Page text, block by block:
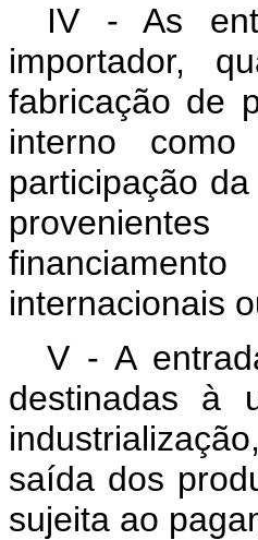
IV - As
importador,
fabricação de
interno
participação
internacionais
V - A
destinadas à
saída dos
sujeita ao